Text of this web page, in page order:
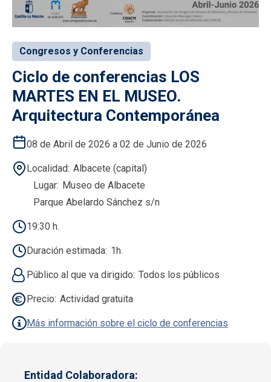
Congresos y Conferencias
Ciclo de conferencias LOS
MARTES EN EL MUSEO.
Arquitectura Contemporánea
08 de Abril de 2026 a 02 de Junio de 2026
Localidad Albacete (capital)
Lugar Museo de Albacete
Parque Abelardo Sánchez s/n
19:30 h.
Duración estimada 1h.
Público al que va dirigido Todos los públicos
Precio Actividad gratuita
Más información sobre el ciclo de conferencias
Entidad Colaboradora